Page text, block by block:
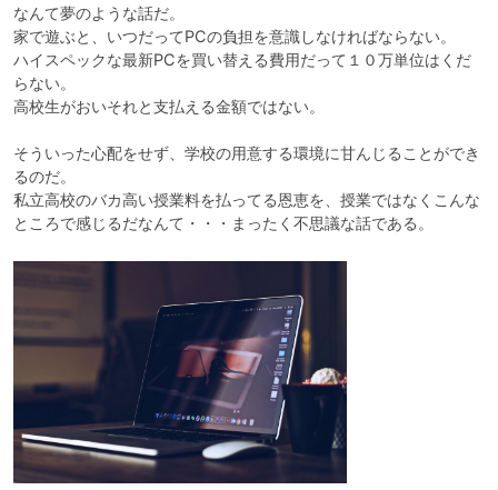
なんて夢のような話だ。
家で遊ぶと、いつだってPCの負担を意識しなければならない。
ハイスペックな最新PCを買い替える費用だって１０万単位はくだ
らない。
高校生がおいそれと支払える金額ではない。
そういった心配をせず、学校の用意する環境に甘んじることができ
るのだ。
私立高校のバカ高い授業料を払ってる恩恵を、授業ではなくこんな